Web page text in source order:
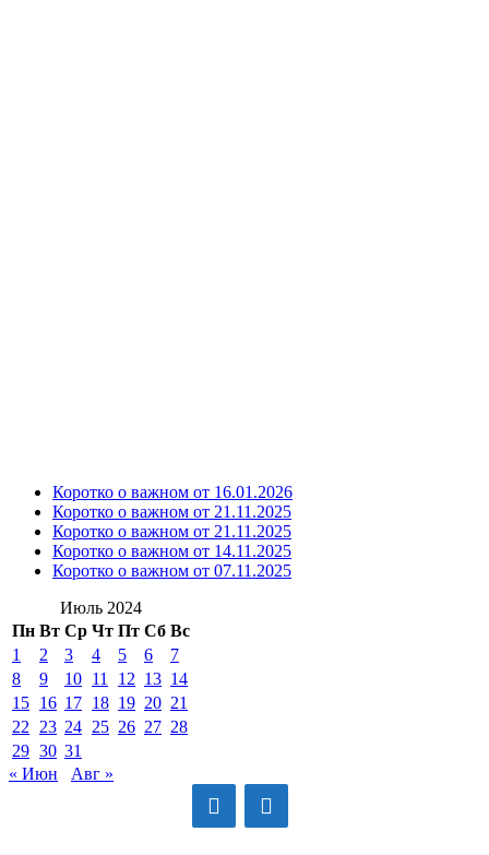
Коротко о важном от 16.01.2026
Коротко о важном от 21.11.2025
Коротко о важном от 21.11.2025
Коротко о важном от 14.11.2025
Коротко о важном от 07.11.2025
Июль 2024
Пн Вт Ср Чт Пт Сб Вс
1
2 3 4 5 6
7
8
9 10 11 12 13 14
15 16 17 18 19 20 21
22
23 24 25 26 27 28
29 30 31
« Июн
Авг »